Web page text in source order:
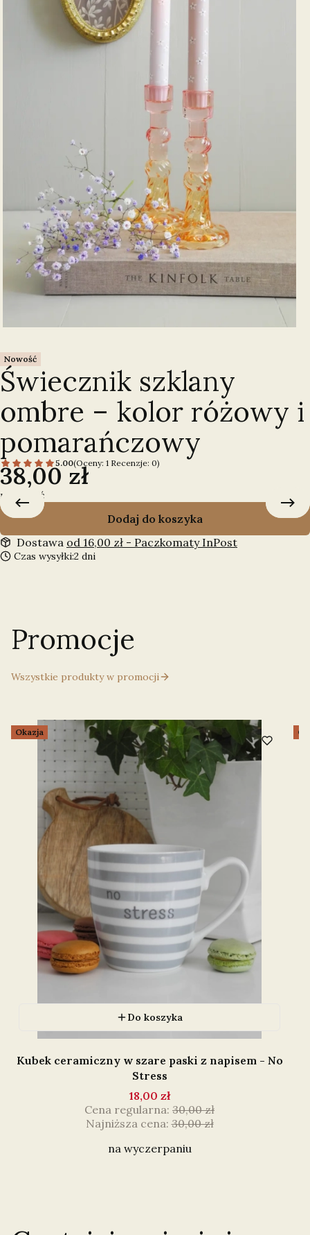
Nowość
Świecznik szklany
ombre – kolor różowy i
pomarańczowy
5.00(Oceny: 1 Recenzje: 0)
Cena
38,00 zł
mała ilość
Dodaj do koszyka
Dostawa od 16,00 zł - Paczkomaty InPost
Czas wysyłki:2 dni
Promocje
Wszystkie produkty w promocji
Okazja
Do koszyka
Kubek ceramiczny w szare paski z napisem - No
Stress
18,00 zł
Cena regularna: 30,00 zł
Najniższa cena: 30,00 zł
na wyczerpaniu